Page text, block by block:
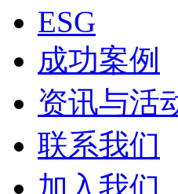
ESG
成功案例
资讯与活
联系我们